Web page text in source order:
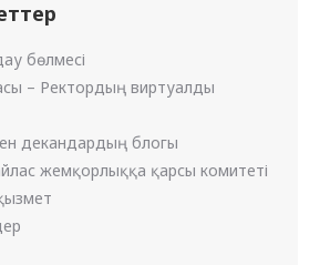
бөлмесі
– Ректордың виртуалды
декандардың блогы
жемқорлыққа қарсы комитеті